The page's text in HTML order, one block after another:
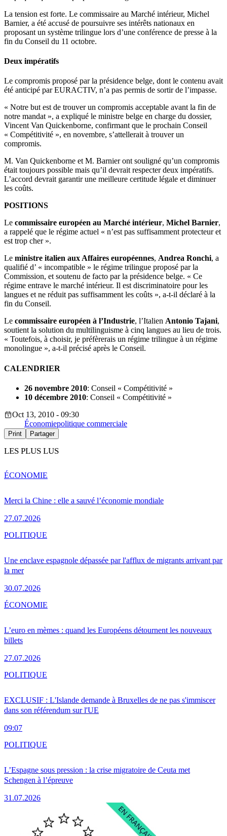
La tension est forte. Le commissaire au Marché intérieur, Michel
Barnier, a été accusé de poursuivre ses intérêts nationaux en
proposant un système trilingue lors d’une conférence de presse à la
fin du Conseil du 11 octobre.
Deux impératifs
Le compromis proposé par la présidence belge, dont le contenu avait
été anticipé par EURACTIV, n’a pas permis de sortir de l’impasse.
« Notre but est de trouver un compromis acceptable avant la fin de
notre mandat », a expliqué le ministre belge en charge du dossier,
Vincent Van Quickenborne, confirmant que le prochain Conseil
« Compétitivité », en novembre, s’attellerait à trouver un
compromis.
M. Van Quickenborne et M. Barnier ont souligné qu’un compromis
était toujours possible mais qu’il devrait respecter deux impératifs.
L’accord devrait garantir une meilleure certitude légale et diminuer
les coûts.
POSITIONS
Le commissaire européen au Marché intérieur, Michel Barnier,
a rappelé que le régime actuel « n’est pas suffisamment protecteur et
est trop cher ».
Le ministre italien aux Affaires européennes, Andrea Ronchi, a
qualifié d’ « incompatible » le régime trilingue proposé par la
Commission, et soutenu de facto par la présidence belge. « Ce
régime entrave le marché intérieur. Il est discriminatoire pour les
langues et ne réduit pas suffisamment les coûts », a-t-il déclaré à la
fin du Conseil.
Le commissaire européen à l’Industrie, l’Italien Antonio Tajani,
soutient la solution du multilinguisme à cinq langues au lieu de trois.
« Toutefois, à choisir, je préfèrerais un régime trilingue à un régime
monolingue », a-t-il précisé après le Conseil.
CALENDRIER
26 novembre 2010: Conseil « Compétitivité »
10 décembre 2010: Conseil « Compétitivité »
Oct 13, 2010 - 09:30
Économiepolitique commerciale
Print Partager
LES PLUS LUS
Merci la Chine : elle a sauvé l’économie mondiale
27.07.2026
ÉCONOMIE
Une enclave espagnole dépassée par l'afflux de migrants arrivant par
la mer
30.07.2026
POLITIQUE
L’euro en mèmes : quand les Européens détournent les nouveaux
billets
27.07.2026
ÉCONOMIE
EXCLUSIF : L'Islande demande à Bruxelles de ne pas s'immiscer
dans son référendum sur l'UE
09:07
POLITIQUE
L’Espagne sous pression : la crise migratoire de Ceuta met
Schengen à l’épreuve
31.07.2026
POLITIQUE